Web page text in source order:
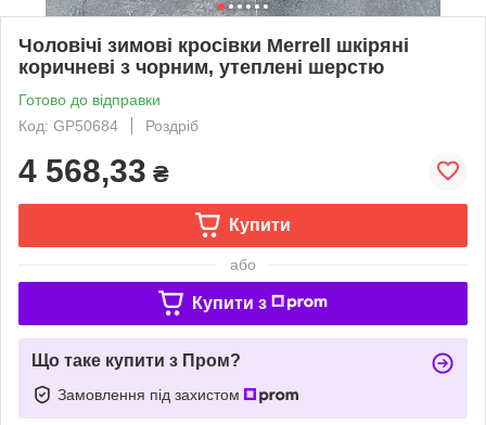
Чоловічі зимові кросівки Merrell шкіряні
коричневі з чорним, утеплені шерстю
Готово до відправки
Код: GP50684
Роздріб
4 568,33 ₴
Купити
або
Купити з
Що таке купити з Пром?
Замовлення під захистом